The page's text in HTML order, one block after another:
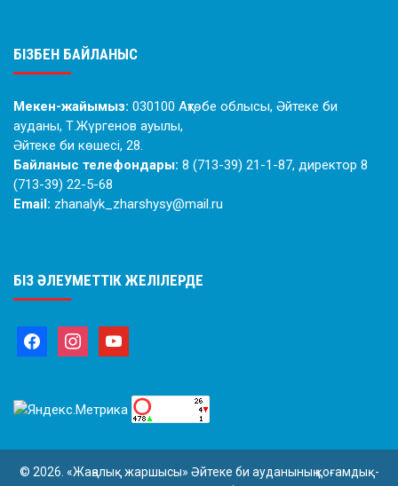
БІЗБЕН БАЙЛАНЫС
Мекен-жайымыз: 030100 Ақтөбе облысы, Әйтеке би
ауданы, Т.Жүргенов ауылы,
Әйтеке би көшесі, 28.
Байланыс телефондары: 8 (713-39) 21-1-87, директор 8
(713-39) 22-5-68
Email: zhanalyk_zharshysy@mail.ru
БІЗ ӘЛЕУМЕТТІК ЖЕЛІЛЕРДЕ
© 2026. «Жаңалық жаршысы» Әйтеке би ауданының қоғамдық-